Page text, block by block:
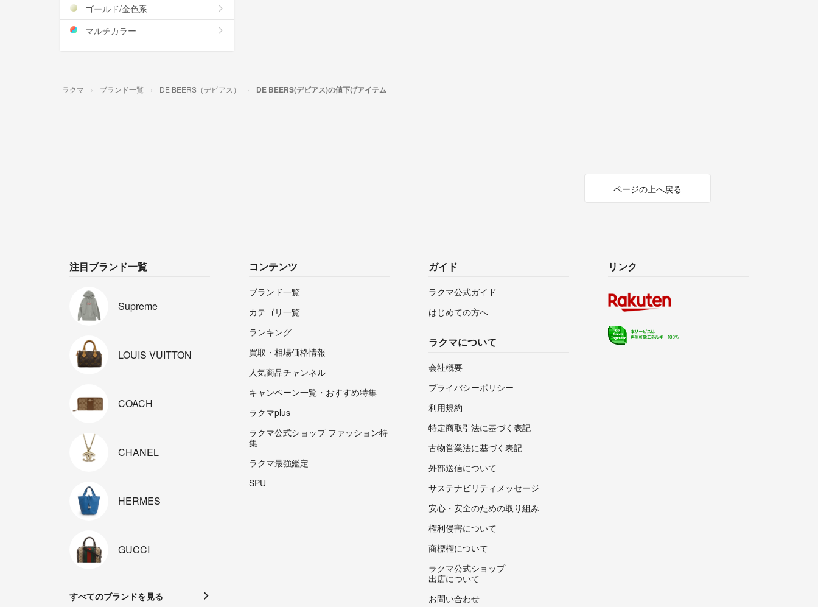
ゴールド/金色系
マルチカラー
ラクマ ブランド一覧 DE BEERS（デビアス） DE BEERS(デビアス)の値下げアイテム
ページの上へ戻る
注目ブランド一覧
Supreme
LOUIS VUITTON
COACH
CHANEL
HERMES
GUCCI
すべてのブランドを見る
コンテンツ
ブランド一覧
カテゴリ一覧
ランキング
買取・相場価格情報
人気商品チャンネル
キャンペーン一覧・おすすめ特集
ラクマplus
ラクマ公式ショップ ファッション特
集
ラクマ最強鑑定
SPU
ガイド
ラクマ公式ガイド
はじめての方へ
ラクマについて
会社概要
プライバシーポリシー
利用規約
特定商取引法に基づく表記
古物営業法に基づく表記
外部送信について
サステナビリティメッセージ
安心・安全のための取り組み
権利侵害について
商標権について
ラクマ公式ショップ
出店について
お問い合わせ
リンク